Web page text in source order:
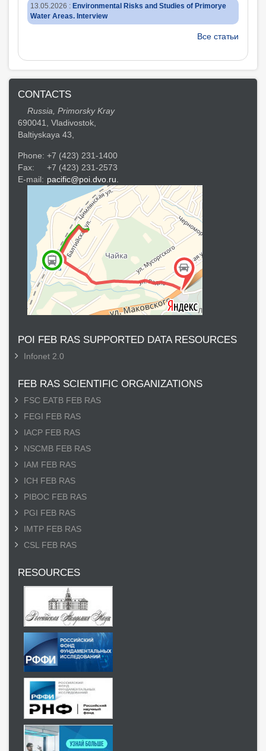
13.05.2026 : Environmental Risks and Studies of Primorye
Water Areas. Interview
Все статьи
CONTACTS
Russia, Primorsky Kray
690041, Vladivostok,
Baltiyskaya 43,
Phone: +7 (423) 231-1400
Fax:
+7 (423) 231-2573
E-mail: pacific@poi.dvo.ru.
POI FEB RAS SUPPORTED DATA RESOURCES
Infonet 2.0
FEB RAS SCIENTIFIC ORGANIZATIONS
FSC EATB FEB RAS
FEGI FEB RAS
IACP FEB RAS
NSCMB FEB RAS
IAM FEB RAS
ICH FEB RAS
PIBOC FEB RAS
PGI FEB RAS
IMTP FEB RAS
CSL FEB RAS
RESOURCES